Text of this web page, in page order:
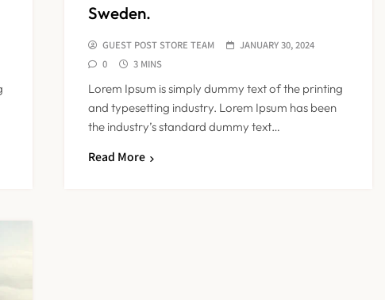
Sweden.
GUEST POST STORE TEAM
JANUARY 30, 2024
0
3 MINS
Lorem Ipsum is simply dummy text of the printing
and typesetting industry. Lorem Ipsum has been
the industry’s standard dummy text…
Read More